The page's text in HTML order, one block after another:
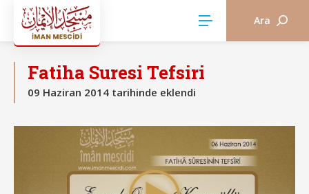
Ara
CUMA HUTBELERİ
Fatiha Suresi Tefsiri
09 Haziran 2014 tarihinde eklendi